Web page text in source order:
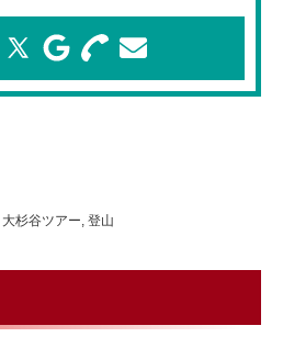
大杉谷ツアー, 登山